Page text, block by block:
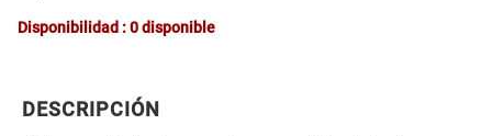
Disponibilidad : 0 disponible
DESCRIPCIÓN